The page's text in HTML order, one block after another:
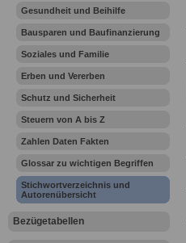
Gesundheit und Beihilfe
Bausparen und Baufinanzierung
Soziales und Familie
Erben und Vererben
Schutz und Sicherheit
Steuern von A bis Z
Zahlen Daten Fakten
Glossar zu wichtigen Begriffen
Stichwortverzeichnis und
Autorenübersicht
Bezügetabellen